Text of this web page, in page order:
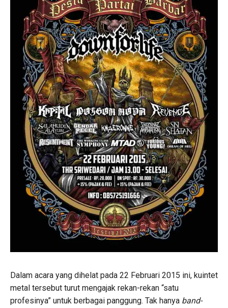
Dalam acara yang dihelat pada 22 Februari 2015 ini, kuintet
metal tersebut turut mengajak rekan-rekan “satu
profesinya” untuk berbagai panggung. Tak hanya band-